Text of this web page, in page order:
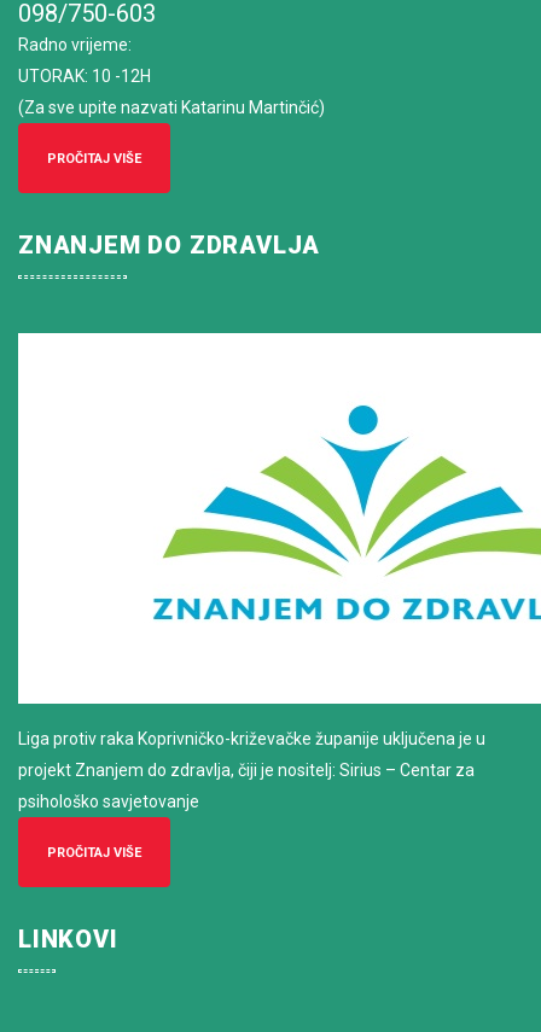
098/750-603
Radno vrijeme:
UTORAK: 10 -12H
(Za sve upite nazvati Katarinu Martinčić)
PROČITAJ VIŠE
ZNANJEM DO ZDRAVLJA
Liga protiv raka Koprivničko-križevačke županije uključena je u
projekt Znanjem do zdravlja, čiji je nositelj: Sirius – Centar za
psihološko savjetovanje
PROČITAJ VIŠE
LINKOVI